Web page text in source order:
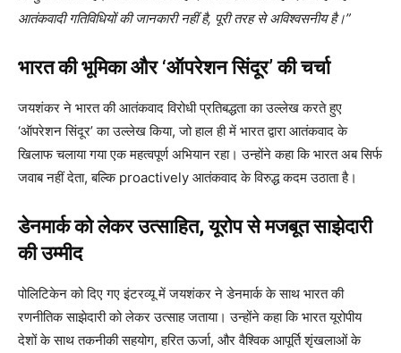
आतंकवादी गतिविधियों की जानकारी नहीं है, पूरी तरह से अविश्वसनीय है।”
भारत की भूमिका और ‘ऑपरेशन सिंदूर’ की चर्चा
जयशंकर ने भारत की आतंकवाद विरोधी प्रतिबद्धता का उल्लेख करते हुए
‘ऑपरेशन सिंदूर’ का उल्लेख किया, जो हाल ही में भारत द्वारा आतंकवाद के
खिलाफ चलाया गया एक महत्वपूर्ण अभियान रहा। उन्होंने कहा कि भारत अब सिर्फ
जवाब नहीं देता, बल्कि proactively आतंकवाद के विरुद्ध कदम उठाता है।
डेनमार्क को लेकर उत्साहित, यूरोप से मजबूत साझेदारी
की उम्मीद
पोलिटिकेन को दिए गए इंटरव्यू में जयशंकर ने डेनमार्क के साथ भारत की
रणनीतिक साझेदारी को लेकर उत्साह जताया। उन्होंने कहा कि भारत यूरोपीय
देशों के साथ तकनीकी सहयोग, हरित ऊर्जा, और वैश्विक आपूर्ति शृंखलाओं के